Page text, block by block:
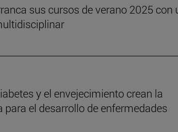
sus cursos de verano 2025 con
y el envejecimiento crean la
el desarrollo de enfermedades